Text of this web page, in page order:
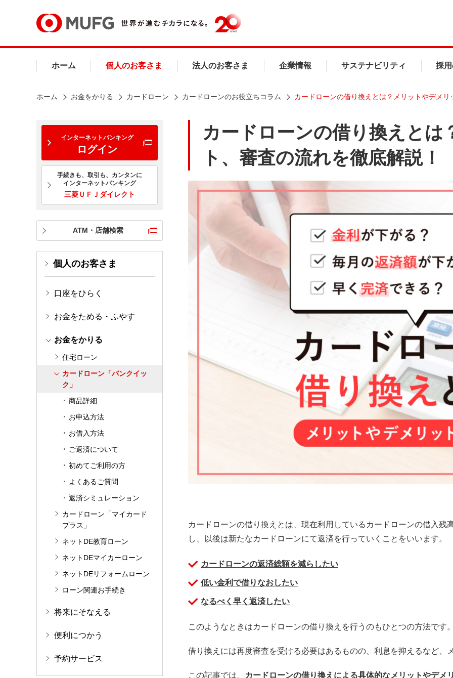
ホーム 個人のお客さま 法人のお客さま 企業情報 サステナビリティ 採
ホーム お金をかりる カードローン カードローンのお役立ちコラム カードローンの借り換えとは？メリットやデメ
インターネットバンキング
ログイン
手続きも、取引も、カンタンに
インターネットバンキング
三菱ＵＦＪダイレクト
ATM・店舗検索
個人のお客さま
口座をひらく
お金をためる・ふやす
お金をかりる
住宅ローン
カードローン「バンクイッ
ク」
商品詳細
お申込方法
お借入方法
ご返済について
初めてご利用の方
よくあるご質問
返済シミュレーション
カードローン「マイカード
プラス」
ネットDE教育ローン
ネットDEマイカーローン
ネットDEリフォームローン
ローン関連お手続き
将来にそなえる
便利につかう
予約サービス
カードローンの借り換えと
ト、審査の流れを徹底解説！
カードローンの借り換えとは、現在利用しているカードローンの借入
し、以後は新たなカードローンにて返済を行っていくことをいいます。
カードローンの返済総額を減らしたい
低い金利で借りなおしたい
なるべく早く返済したい
このようなときはカードローンの借り換えを行うのもひとつの方法です
借り換えには再度審査を受ける必要はあるものの、利息を抑えるなど、
この記事では、 カードローンの借り換えによる具体的なメリットやデメ